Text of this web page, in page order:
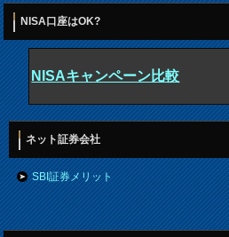
NISA口座はOK?
NISAキャンペーン比較
ネット証券会社
SBI証券メリット